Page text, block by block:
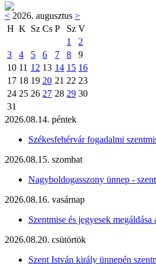
< 2026. augusztus >
H K Sz Cs P Sz V
1
2
3
4 5 6 7 8
9
10 11 12 13 14 15 16
17 18 19 20 21 22 23
24 25 26 27 28 29 30
31
2026.08.14. péntek
Székesfehérvár fogadalmi
2026.08.15. szombat
Nagyboldogasszony ünnep -
2026.08.16. vasárnap
Szentmise és jegyesek
2026.08.20. csütörtök
Szent István király ünnepén